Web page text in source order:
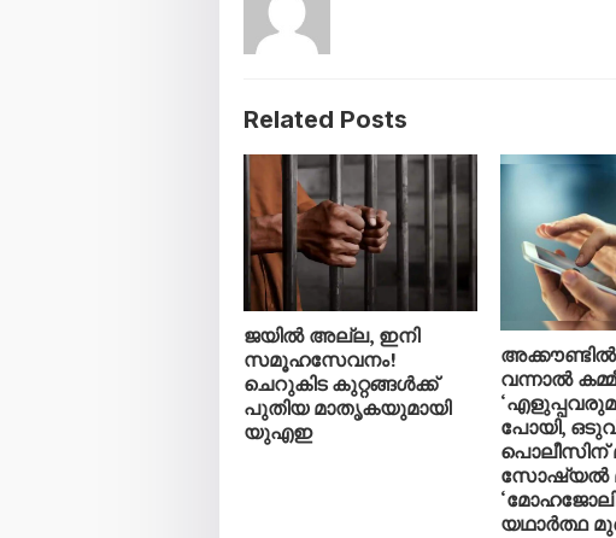
Related Posts
ജയിൽ അല്ല, ഇനി
സമൂഹസേവനം!
ചെറുകിട കുറ്റങ്ങൾക്ക്
പുതിയ മാതൃകയുമായി
യുഎഇ
വന്നാൽ
പോയി,
പൊലീസിന്
സോഷ്യൽ
യഥാർത്ഥ